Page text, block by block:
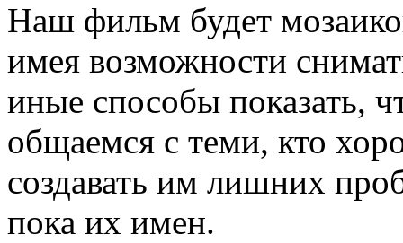
Наш фильм будет
имея возможности
иные способы показать,
общаемся с теми, кто
создавать им лишних
пока их имен.